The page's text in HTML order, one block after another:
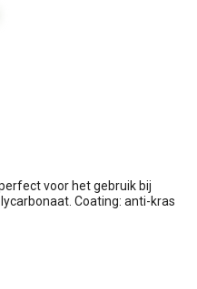
voor het gebruik bij
Coating: anti-kras